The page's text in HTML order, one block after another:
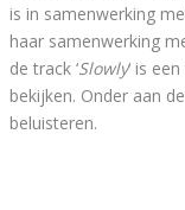
is in samenwerking
haar samenwerking
de track ‘Slowly‘ is
bekijken. Onder aan
beluisteren.